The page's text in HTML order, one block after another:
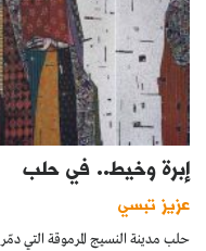
إبرة وخيط.. في حلب
عزيز تبسي
حلب مدينة النسيج المرموقة التي